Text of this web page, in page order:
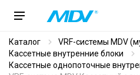
Каталог
VRF-системы MDV
Кассетные внутренние блоки
Кассетные однопоточные